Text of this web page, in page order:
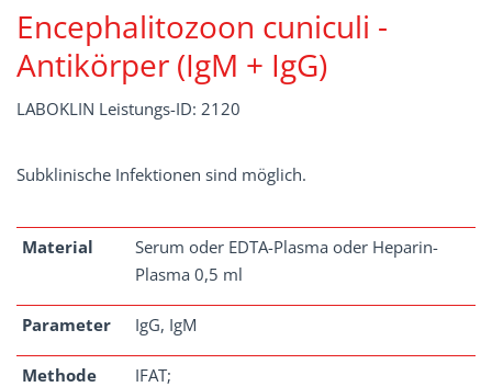
Encephalitozoon cuniculi -
Antikörper (IgM + IgG)
LABOKLIN Leistungs-ID: 2120
Subklinische Infektionen sind möglich.
Material
Serum oder EDTA-Plasma oder Heparin-
Plasma 0,5 ml
Parameter IgG, IgM
Methode
IFAT;